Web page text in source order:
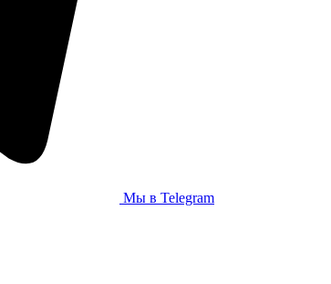
Мы в Telegram